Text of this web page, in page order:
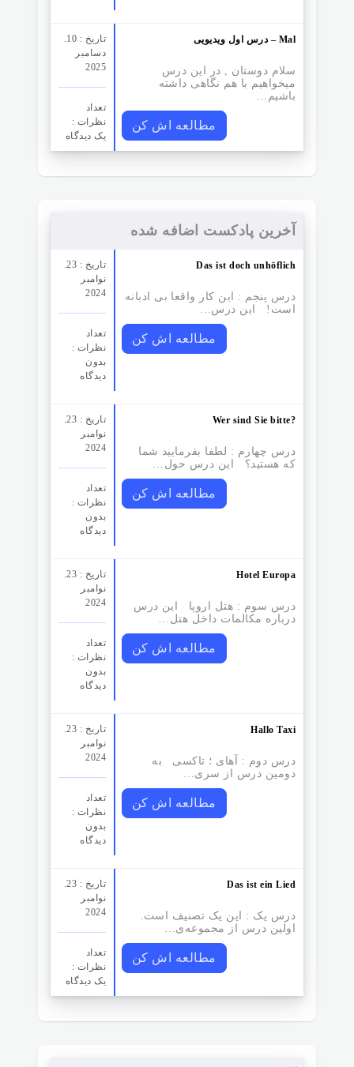
تاریخ : 10.
دسامبر
2025
تعداد
نظرات‌ :
یک دیدگاه
درس اول ویدیویی – Mal
سلام دوستان , در این درس
میخواهیم با هم نگاهی داشته
باشیم…
مطالعه اش کن
آخرین پادکست اضافه شده
تاریخ : 23.
نوامبر
2024
تعداد
نظرات‌ :
بدون
دیدگاه
Das ist doch unhöflich
درس پنجم : این کار واقعا بی ادبانه
است! این درس…
مطالعه اش کن
تاریخ : 23.
نوامبر
2024
تعداد
نظرات‌ :
بدون
دیدگاه
Wer sind Sie bitte?
درس چهارم : لطفا بفرمایید شما
که هستید؟ این درس حول…
مطالعه اش کن
تاریخ : 23.
نوامبر
2024
تعداد
نظرات‌ :
بدون
دیدگاه
Hotel Europa
درس سوم :‌ هتل اروپا این درس
درباره مکالمات داخل هتل…
مطالعه اش کن
تاریخ : 23.
نوامبر
2024
تعداد
نظرات‌ :
بدون
دیدگاه
Hallo Taxi
درس دوم : آهای ؛ تاکسی به
دومین درس از سری…
مطالعه اش کن
تاریخ : 23.
نوامبر
2024
تعداد
نظرات‌ :
یک دیدگاه
Das ist ein Lied
درس یک : این یک تصنیف است.
اولین درس از مجموعه‌ی…
مطالعه اش کن